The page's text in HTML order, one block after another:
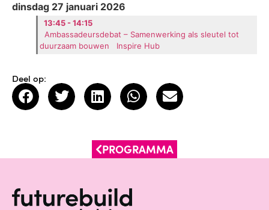
dinsdag 27 januari 2026
13:45 - 14:15
Ambassadeursdebat – Samenwerking als sleutel tot
duurzaam bouwen
Inspire Hub
Deel op:
PROGRAMMA